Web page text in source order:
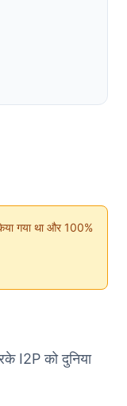
गया था और 100%
I2P को दुनिया